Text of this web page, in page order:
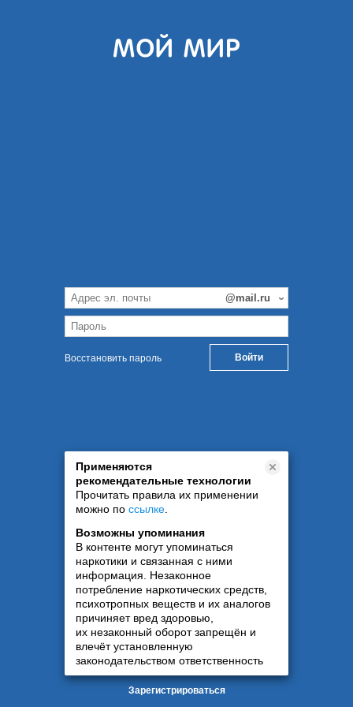
Восстановить пароль
Применяются
рекомендательные технологии
Прочитать правила их применении
можно по ссылке
Возможны упоминания
В контенте могут упоминаться
наркотики и связанная с ними
информация. Незаконное
потребление наркотических средств,
психотропных веществ и их аналогов
причиняет вред здоровью,
их незаконный оборот запрещён и
влечёт установленную
законодательством ответственность
Зарегистрироваться